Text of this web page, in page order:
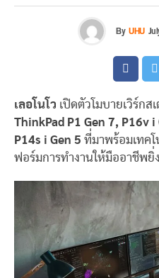
ByUHU
เลอโนโว เปิดตัวโมบายเวิร์ก
ThinkPad P1 Gen 7, P16v
P14s i Gen 5 ที่มาพร้อมเทค
ฟอร์มการทำงานให้มืออาชีพยิ่